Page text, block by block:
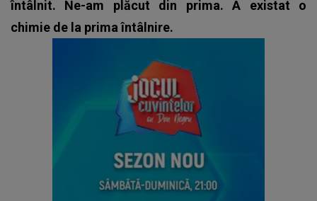
întâlnit. Ne-am plăcut din prima. A existat o
chimie de la prima întâlnire.